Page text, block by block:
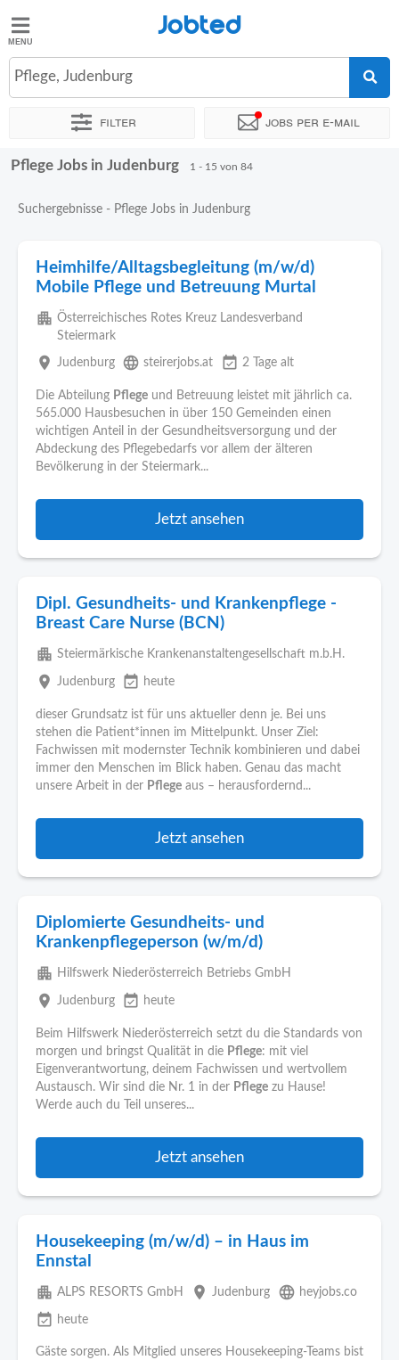
Jobted
Jobs
Jobted
Pflege, Judenburg
Filter Jobs per e-mail
Sortieren nach Genauer Standort Unternehmen
Pflege Jobs in Judenburg 1 - 15 von 84
Suchergebnisse - Pflege Jobs in Judenburg
Heimhilfe/Alltagsbegleitung (m/w/d)
Mobile Pflege und Betreuung Murtal
apartment Österreichisches Rotes Kreuz Landesverband
Steiermark
place Judenburg language steirerjobs.at event_available 2 Tage alt
Die Abteilung Pflege und Betreuung leistet mit jährlich ca.
565.000 Hausbesuchen in über 150 Gemeinden einen
wichtigen Anteil in der Gesundheitsversorgung und der
Abdeckung des Pflegebedarfs vor allem der älteren
Bevölkerung in der Steiermark...
Jetzt ansehen
Dipl. Gesundheits- und Krankenpflege -
Breast Care Nurse (BCN)
apartment Steiermärkische Krankenanstaltengesellschaft m.b.H.
place Judenburg event_available heute
dieser Grundsatz ist für uns aktueller denn je. Bei uns
stehen die Patient*innen im Mittelpunkt. Unser Ziel:
Fachwissen mit modernster Technik kombinieren und dabei
immer den Menschen im Blick haben. Genau das macht
unsere Arbeit in der Pflege aus – herausfordernd...
Jetzt ansehen
Diplomierte Gesundheits- und
Krankenpflegeperson (w/m/d)
apartment Hilfswerk Niederösterreich Betriebs GmbH
place Judenburg event_available heute
Beim Hilfswerk Niederösterreich setzt du die Standards von
morgen und bringst Qualität in die Pflege: mit viel
Eigenverantwortung, deinem Fachwissen und wertvollem
Austausch. Wir sind die Nr. 1 in der Pflege zu Hause!
Werde auch du Teil unseres...
Jetzt ansehen
Housekeeping (m/w/d) – in Haus im
Ennstal
apartment ALPS RESORTS GmbH place Judenburg language heyjobs.co
event_available heute
Gäste sorgen. Als Mitglied unseres Housekeeping-Teams bist